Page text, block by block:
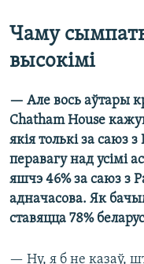
Чаму
высокімі
— Але вось аўтары
Chatham House
якія толькі за саюз
перавагу над усімі
яшчэ 46% за саюз з
адначасова. Як
ставяцца 78%
— Ну, я б не казаў,